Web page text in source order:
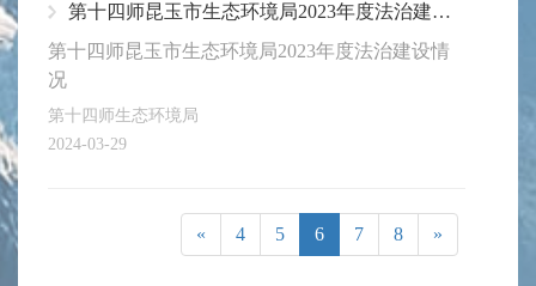
第十四师昆玉市生态环境局2023年度法治建设情况
第十四师昆玉市生态环境局2023年度法治建设情
况
第十四师生态环境局
2024-03-29
« 4 5 6 7 8 »